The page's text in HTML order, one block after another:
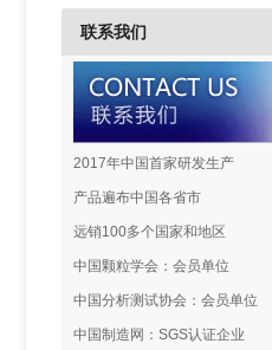
联系我们
2017年中国首家研发生产
产品遍布中国各省市
远销100多个国家和地区
中国颗粒学会：会员单位
中国分析测试协会：会员单位
中国制造网：SGS认证企业